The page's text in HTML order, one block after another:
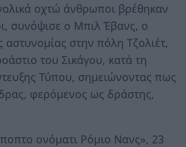
οχτώ άνθρωποι βρέθηκαν
συνόψισε ο Μπιλ Έβανς, ο
αστυνομίας στην πόλη Τζολιέτ,
του Σικάγου, κατά τη
Τύπου, σημειώνοντας πως
φερόμενος ως δράστης,
ονόματι Ρόμιο Νανς», 23